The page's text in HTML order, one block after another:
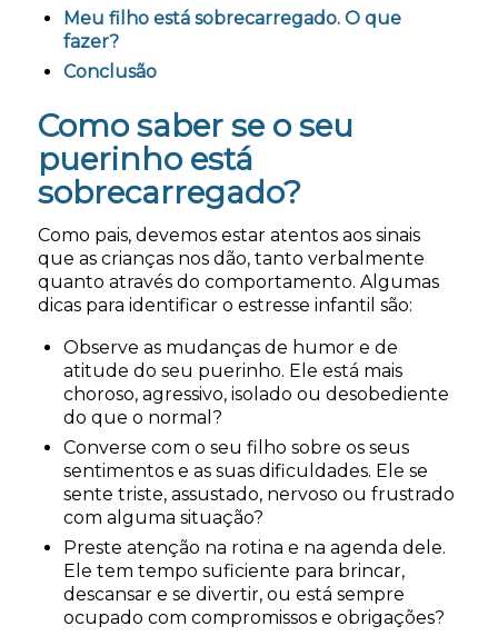
Meu filho está sobrecarregado. O que
fazer?
Conclusão
Como saber se o seu
puerinho está
sobrecarregado?
Como pais, devemos estar atentos aos sinais
que as crianças nos dão, tanto verbalmente
quanto através do comportamento. Algumas
dicas para identificar o estresse infantil são:
Observe as mudanças de humor e de
atitude do seu puerinho. Ele está mais
choroso, agressivo, isolado ou desobediente
do que o normal?
Converse com o seu filho sobre os seus
sentimentos e as suas dificuldades. Ele se
sente triste, assustado, nervoso ou frustrado
com alguma situação?
Preste atenção na rotina e na agenda dele.
Ele tem tempo suficiente para brincar,
descansar e se divertir, ou está sempre
ocupado com compromissos e obrigações?